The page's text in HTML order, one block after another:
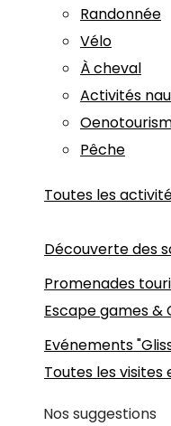
Randonnée
Vélo
À cheval
Activités
Pêche
Toutes les
Découverte des
Promenades
Escape games &
Evénements
Toutes les
Nos suggestions